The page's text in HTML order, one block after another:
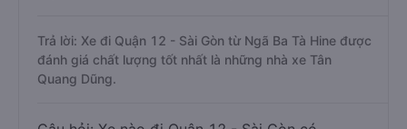
Trả lời: Xe đi Quận 12 - Sài Gòn từ Ngã Ba Tà Hine được
đánh giá chất lượng tốt nhất là những nhà xe Tân
Quang Dũng.